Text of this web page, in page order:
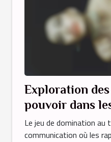
Exploration
pouvoir dans
domination au
Le jeu de domination au
communication où les